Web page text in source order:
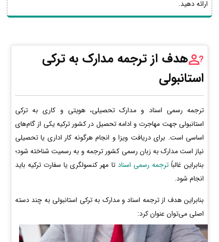
ارائه دهید.
هدف از ترجمه مدارک به ترکی
استانبولی
ترجمه رسمی اسناد و مدارک تحصیلی، هویتی و کاری به ترکی
استانبولی جهت مهاجرت و ادامه تحصیل در کشور ترکیه یکی از گام‌های
اساسی است. برای دریافت ویزا و انجام هرگونه کار اداری یا تحصیلی
نیاز است مدارک به زبان رسمی کشور ترجمه و به رسمیت شناخته شود؛
بنابراین غالباًترجمه رسمی اسناد تا مهر کنسولگری یا سفارت ترکیه باید
انجام شود.
بنابراین هدف از ترجمه اسناد و مدارک به ترکی استانبولی به چند دسته
اصلی می‌توان عنوان کرد: